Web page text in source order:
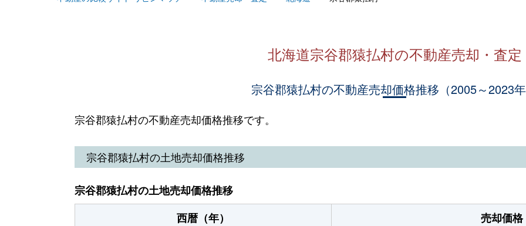
北海道宗谷郡猿払村の不動産売却・査定
宗谷郡猿払村の不動産売却価格推移（2005～2023
宗谷郡猿払村の不動産売却価格推移です。
宗谷郡猿払村の土地売却価格推移
宗谷郡猿払村の土地売却価格推移
西暦（年）
売却価